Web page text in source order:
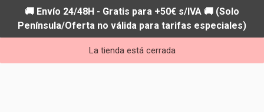
🚚 Envío 24/48H - Gratis para +50€ s/IVA 🚚 (Solo
Península/Oferta no válida para tarifas especiales)
La tienda está cerrada